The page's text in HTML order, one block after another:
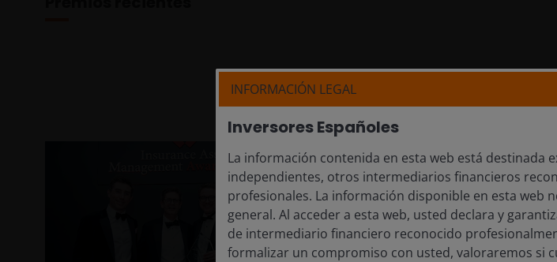
JHI gana el premio a la
Insurance Awards
27 de noviembre de 2025
Nos complace anunciar que Janus
año (hasta 200 mil millones de
Awards, celebrando la excelencia
mundial.
INFORMACIÓN LEGAL
Inversores Españoles
La información contenida en esta web está destinada
independientes, otros intermediarios financieros
profesionales. La información disponible en esta web
general. Al acceder a esta web, usted declara y
de intermediario financiero reconocido
formalizar un compromiso con usted, valoraremos si